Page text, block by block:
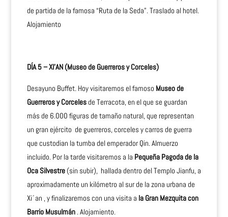
de partida de la famosa “Ruta de la Seda”. Traslado al hotel.
Alojamiento
DÍA 5 – XI’AN (Museo de Guerreros y Corceles)
Desayuno Buffet. Hoy visitaremos el famoso Museo de
Guerreros y Corcelesde Terracota, en el que se guardan
más de 6.000 figuras de tamaño natural, que representan
un gran ejército de guerreros, corceles y carros de guerra
que custodian la tumba del emperador Qin. Almuerzo
incluido. Por la tarde visitaremos a la Pequeña Pagoda de la
Oca Silvestre (sin subir), hallada dentro del Templo Jianfu, a
aproximadamente un kilómetro al sur de la zona urbana de
Xi´an , y finalizaremos con una visita a la Gran Mezquita con
Barrio Musulmán . Alojamiento.